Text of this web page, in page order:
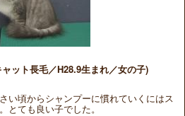
ット長毛／H28.9生まれ／女の子)
い頃からシャンプーに慣れていくにはス
とても良い子でした。